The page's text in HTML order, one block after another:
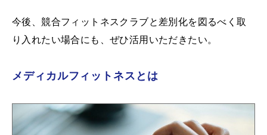
今後、競合フィットネスクラブと差別化を図るべく取
り入れたい場合にも、ぜひ活用いただきたい。
メディカルフィットネスとは